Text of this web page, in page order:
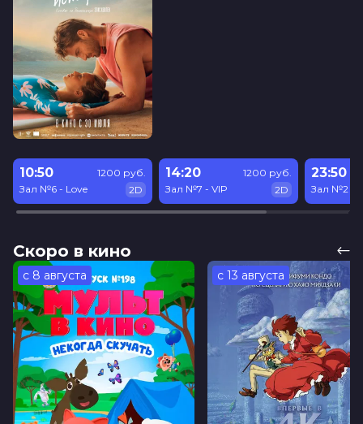
10:50
Зал №6 - Love
1200 руб.
2D
14:20
Зал №7 - VIP
1200 руб.
2D
23:50
Зал №2
Скоро в кино
с 8 августа с 13 августа